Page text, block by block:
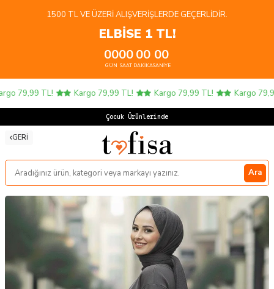
1500 TL VE ÜZERI ALIŞVERIŞLERDE GEÇERLIDIR.
ELBİSE 1 TL!
00
GÜN
00
SAAT
00
DAKIKA
00
SANIYE
79,99 TL! Kargo 79,99 TL! Kargo 79,99 TL! Kargo 79,99
Çocuk Ürünlerinde 4
GERI
Ara